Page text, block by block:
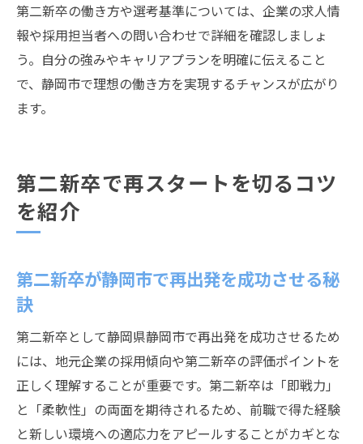
第二新卒の働き方や選考基準については、企業の求人情
報や採用担当者への問い合わせで詳細を確認しましょ
う。自分の強みやキャリアプランを明確に伝えること
で、静岡市で理想の働き方を実現するチャンスが広がり
ます。
第二新卒で再スタートを切るコツ
を紹介
第二新卒が静岡市で再出発を成功させる秘
訣
第二新卒として静岡県静岡市で再出発を成功させるため
には、地元企業の採用傾向や第二新卒の評価ポイントを
正しく理解することが重要です。第二新卒は「即戦力」
と「柔軟性」の両面を期待されるため、前職で得た経験
と新しい環境への適応力をアピールすることがカギとな